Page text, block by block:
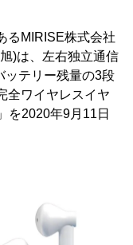
るMIRISE株式会社
)は、左右独立通信
ッテリー残量の3段
全ワイヤレスイヤ
を2020年9月11日